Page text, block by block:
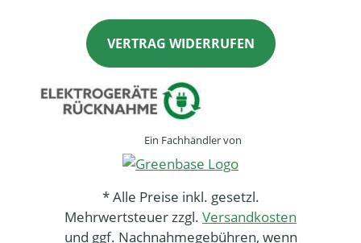
VERTRAG WIDERRUFEN
Ein Fachhändler von
* Alle Preise inkl. gesetzl.
Mehrwertsteuer zzgl. Versandkosten
und ggf. Nachnahmegebühren, wenn